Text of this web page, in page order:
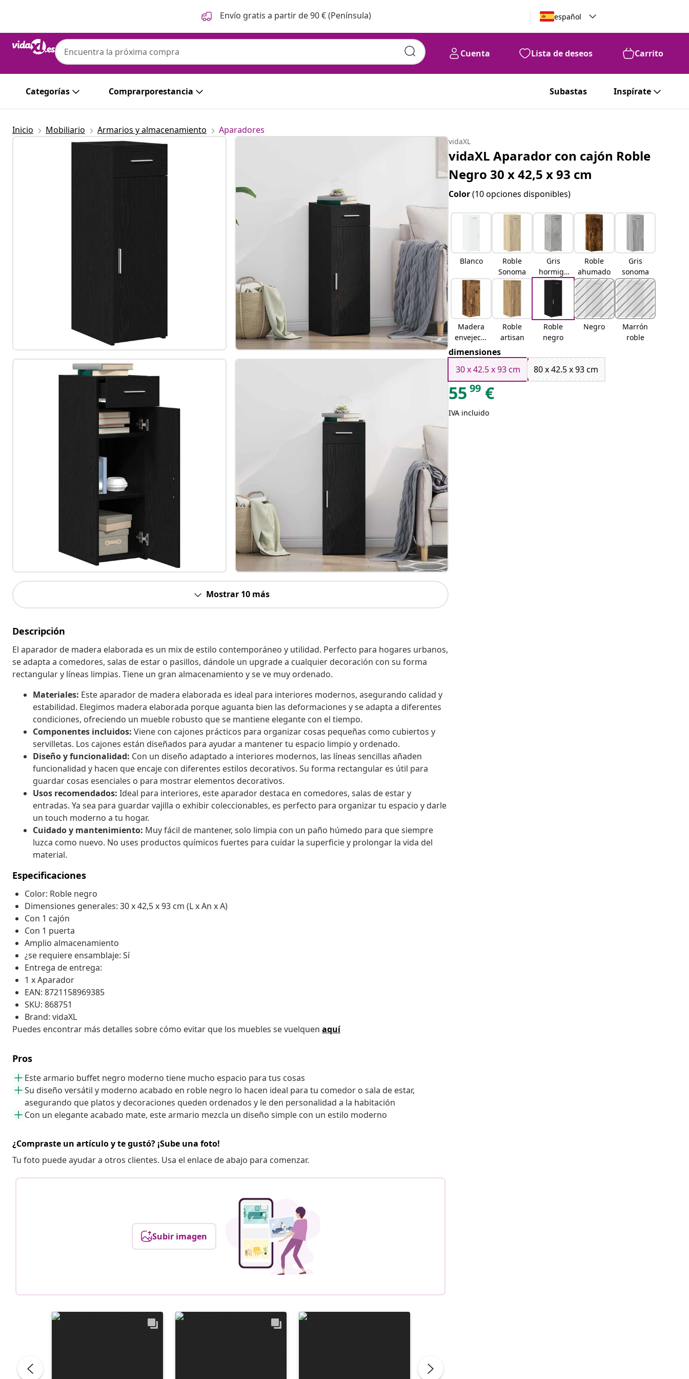
Envío gratis a partir de 90 € (Península) español
Cuenta Lista de deseos Carrito
Categorías Comprarporestancia Subastas Inspírate
Inicio Mobiliario Armarios y almacenamiento Aparadores
Mostrar 10 más
Descripción
El aparador de madera elaborada es un mix de estilo contemporáneo y utilidad. Perfecto para hogares urbanos,
se adapta a comedores, salas de estar o pasillos, dándole un upgrade a cualquier decoración con su forma
rectangular y líneas limpias. Tiene un gran almacenamiento y se ve muy ordenado.
Materiales: Este aparador de madera elaborada es ideal para interiores modernos, asegurando calidad y
estabilidad. Elegimos madera elaborada porque aguanta bien las deformaciones y se adapta a diferentes
condiciones, ofreciendo un mueble robusto que se mantiene elegante con el tiempo.
Componentes incluidos: Viene con cajones prácticos para organizar cosas pequeñas como cubiertos y
servilletas. Los cajones están diseñados para ayudar a mantener tu espacio limpio y ordenado.
Diseño y funcionalidad: Con un diseño adaptado a interiores modernos, las líneas sencillas añaden
funcionalidad y hacen que encaje con diferentes estilos decorativos. Su forma rectangular es útil para
guardar cosas esenciales o para mostrar elementos decorativos.
Usos recomendados: Ideal para interiores, este aparador destaca en comedores, salas de estar y
entradas. Ya sea para guardar vajilla o exhibir coleccionables, es perfecto para organizar tu espacio y darle
un touch moderno a tu hogar.
Cuidado y mantenimiento: Muy fácil de mantener, solo limpia con un paño húmedo para que siempre
luzca como nuevo. No uses productos químicos fuertes para cuidar la superficie y prolongar la vida del
material.
Especificaciones
Color: Roble negro
Dimensiones generales: 30 x 42,5 x 93 cm (L x An x A)
Con 1 cajón
Con 1 puerta
Amplio almacenamiento
¿se requiere ensamblaje: Sí
Entrega de entrega:
1 x Aparador
EAN: 8721158969385
SKU: 868751
Brand: vidaXL
Puedes encontrar más detalles sobre cómo evitar que los muebles se vuelquen aquí
Pros
Este armario buffet negro moderno tiene mucho espacio para tus cosas
Su diseño versátil y moderno acabado en roble negro lo hacen ideal para tu comedor o sala de estar,
asegurando que platos y decoraciones queden ordenados y le den personalidad a la habitación
Con un elegante acabado mate, este armario mezcla un diseño simple con un estilo moderno
¿Compraste un artículo y te gustó? ¡Sube una foto!
Tu foto puede ayudar a otros clientes. Usa el enlace de abajo para comenzar.
Subir imagen
vidaXL
vidaXL Aparador con cajón Roble
Negro 30 x 42,5 x 93 cm
Color(10 opciones disponibles)
Blanco
Roble
Sonoma
Gris
hormigó
n
Roble
ahumado
Gris
sonoma
Madera
envejecid
a
Roble
artisan
Roble
negro
Negro
Marrón
roble
dimensiones
30 x 42.5 x 93 cm
80 x 42.5 x 93 cm
55 99 €
IVA incluido